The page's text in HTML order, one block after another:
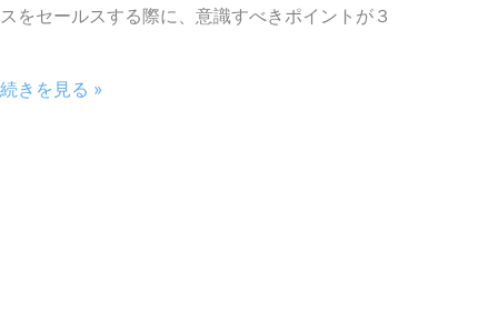
スをセールスする際に、意識すべきポイントが３
続きを見る »